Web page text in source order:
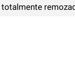
totalmente